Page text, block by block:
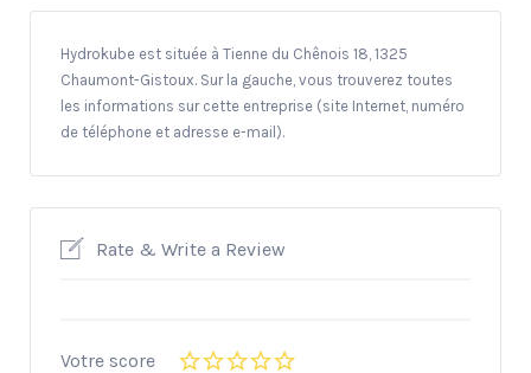
Hydrokube est située à Tienne du Chênois 18, 1325
Chaumont-Gistoux. Sur la gauche, vous trouverez toutes
les informations sur cette entreprise (site Internet, numéro
de téléphone et adresse e-mail).
Rate & Write a Review
Votre score